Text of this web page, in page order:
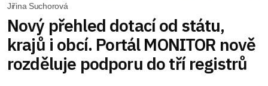
Jiřina Suchorová
Nový přehled dotací od státu,
krajů i obcí. Portál MONITOR nově
rozděluje podporu do tří registrů